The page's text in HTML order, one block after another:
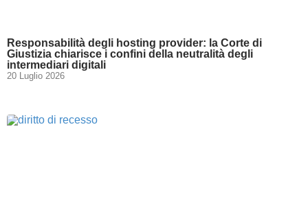
Responsabilità degli hosting provider: la Corte di
Giustizia chiarisce i confini della neutralità degli
intermediari digitali
20 Luglio 2026